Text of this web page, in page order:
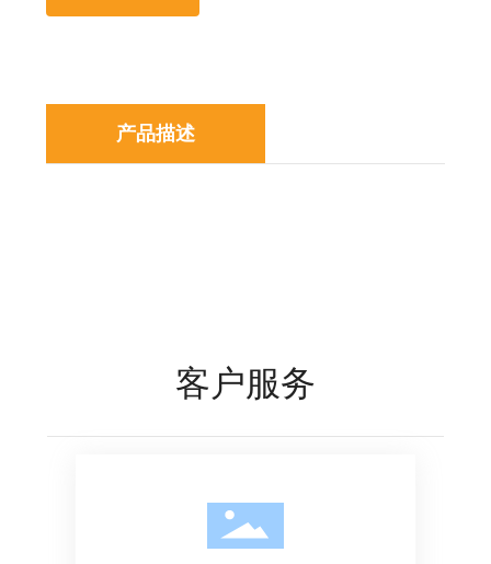
产品描述
客户服务